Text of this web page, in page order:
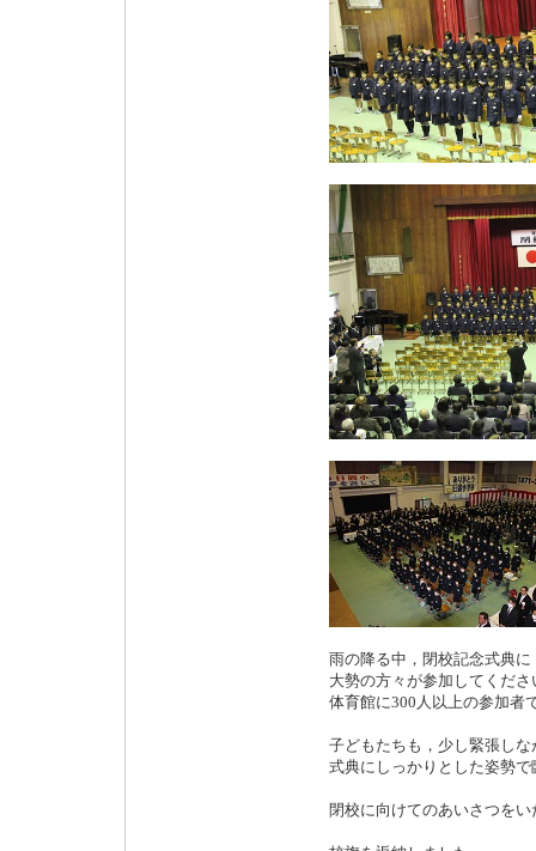
雨の降る中，閉校記念式典に
大勢の方々が参加してくださ
体育館に300人以上の参加者
子どもたちも，少し緊張しな
式典にしっかりとした姿勢
閉校に向けてのあいさつをい